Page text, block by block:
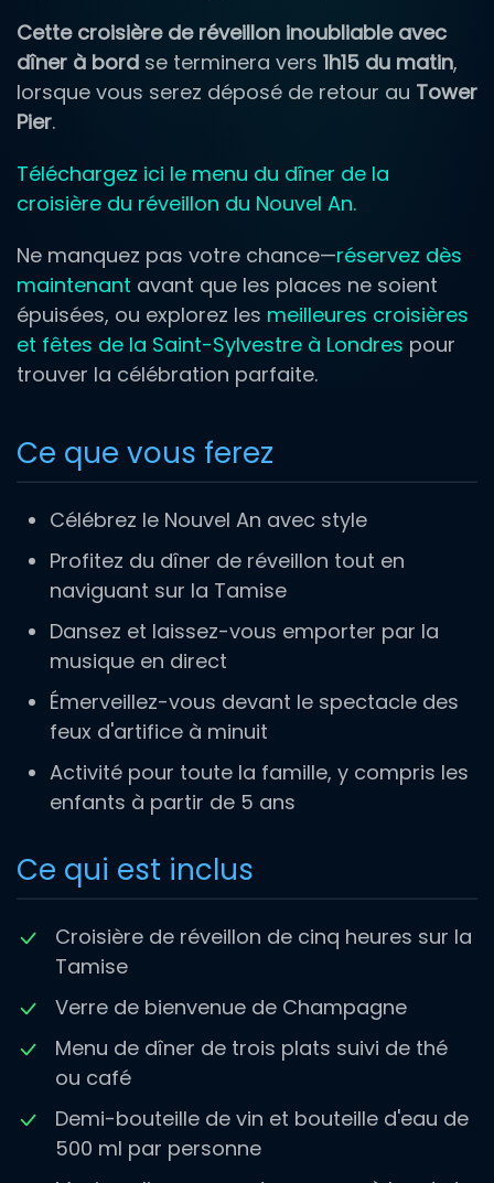
Cette croisière de réveillon inoubliable avec
dîner à bord se terminera vers 1h15 du matin,
lorsque vous serez déposé de retour au Tower
Pier.
Téléchargez ici le menu du dîner de la
croisière du réveillon du Nouvel An.
Ne manquez pas votre chance—réservez dès
maintenant avant que les places ne soient
épuisées, ou explorez les meilleures croisières
et fêtes de la Saint-Sylvestre à Londres pour
trouver la célébration parfaite.
Ce que vous ferez
Célébrez le Nouvel An avec style
Profitez du dîner de réveillon tout en
naviguant sur la Tamise
Dansez et laissez-vous emporter par la
musique en direct
Émerveillez-vous devant le spectacle des
feux d'artifice à minuit
Activité pour toute la famille, y compris les
enfants à partir de 5 ans
Ce qui est inclus
Croisière de réveillon de cinq heures sur la
Tamise
Verre de bienvenue de Champagne
Menu de dîner de trois plats suivi de thé
ou café
Demi-bouteille de vin et bouteille d'eau de
500 ml par personne